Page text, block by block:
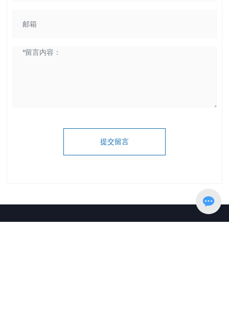
提交留言